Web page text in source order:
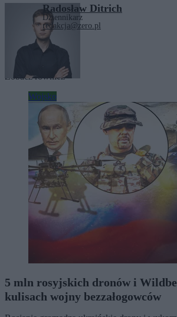
Radosław Ditrich
Dziennikarz
redakcja@zero.pl
Tagi: wojsko
Zobacz również
Wojsko
5 mln rosyjskich dronów i
kulisach wojny bezzałogowców